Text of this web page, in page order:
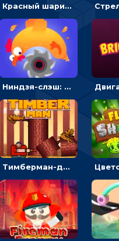
Красный шарик-герой в бегах: прыгать, чтобы избегать препятствий
Ниндзя-слэш: запускай оружие по целям и становись мастером сюрикенов
Тимберман-дровосек: меняй сторону и руби дерево